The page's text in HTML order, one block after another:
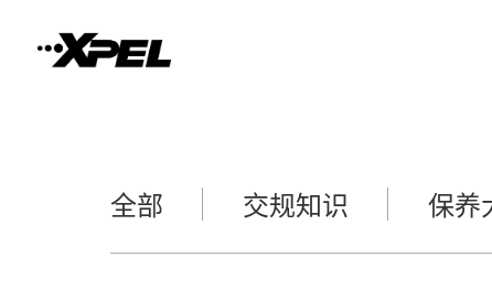
全部 交规知识 保养